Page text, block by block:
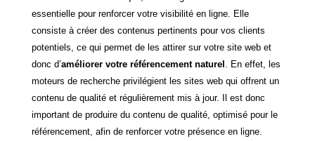
essentielle pour renforcer votre visibilité en ligne. Elle
consiste à créer des contenus pertinents pour vos clients
potentiels, ce qui permet de les attirer sur votre site web et
donc d’améliorer votre référencement naturel . En effet, les
moteurs de recherche privilégient les sites web qui offrent un
contenu de qualité et régulièrement mis à jour. Il est donc
important de produire du contenu de qualité, optimisé pour le
référencement, afin de renforcer votre présence en ligne.